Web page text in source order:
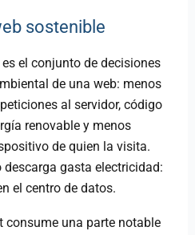
sostenible
es el conjunto de decisiones
de una web: menos
al servidor, código
renovable y menos
de quien la visita.
gasta electricidad:
el centro de datos.
consume una parte notable